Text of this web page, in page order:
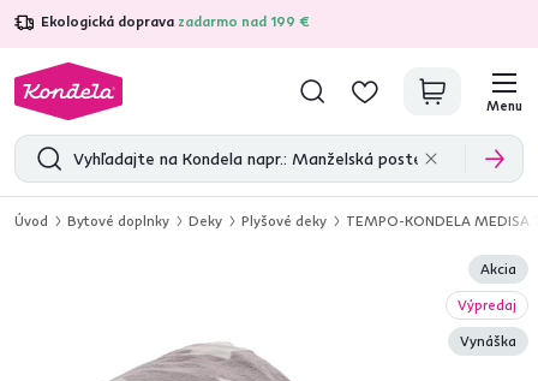
Ekologická doprava zadarmo nad 199 €
4,7 31 285overených produktových recenzií
Menu
Úvod Bytové doplnky Deky Plyšové deky TEMPO-KONDELA MEDISA
Akcia
Výpredaj
Vynáška